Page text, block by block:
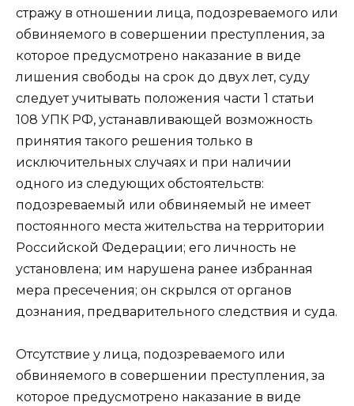
стражу в отношении лица, подозреваемого или
обвиняемого в совершении преступления, за
которое предусмотрено наказание в виде
лишения свободы на срок до двух лет, суду
следует учитывать положения части 1 статьи
108 УПК РФ, устанавливающей возможность
принятия такого решения только в
исключительных случаях и при наличии
одного из следующих обстоятельств:
подозреваемый или обвиняемый не имеет
постоянного места жительства на территории
Российской Федерации; его личность не
установлена; им нарушена ранее избранная
мера пресечения; он скрылся от органов
дознания, предварительного следствия и суда.
Отсутствие у лица, подозреваемого или
обвиняемого в совершении преступления, за
которое предусмотрено наказание в виде